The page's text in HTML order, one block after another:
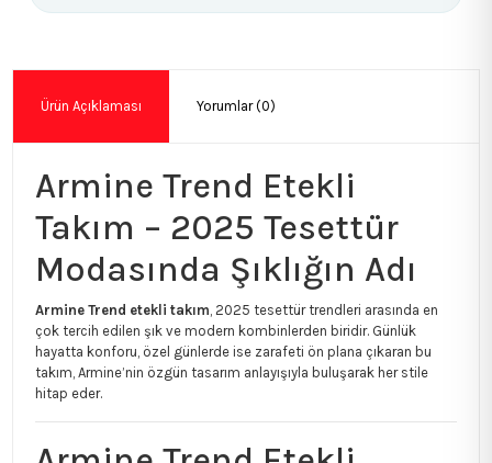
Ürün Açıklaması Yorumlar (0)
Armine Trend Etekli
Takım – 2025 Tesettür
Modasında Şıklığın Adı
Armine Trend etekli takım, 2025 tesettür trendleri arasında en
çok tercih edilen şık ve modern kombinlerden biridir. Günlük
hayatta konforu, özel günlerde ise zarafeti ön plana çıkaran bu
takım, Armine’nin özgün tasarım anlayışıyla buluşarak her stile
hitap eder.